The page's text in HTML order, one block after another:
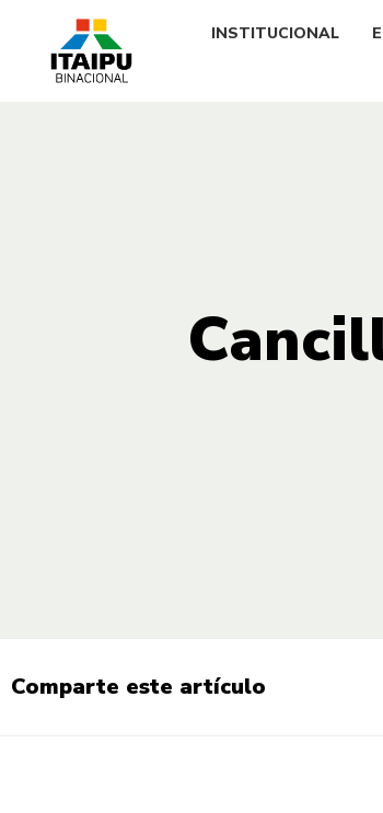
INSTITUCIONAL
Comparte este artículo